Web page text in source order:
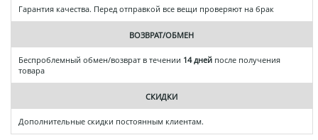
Гарантия качества. Перед отправкой все вещи проверяют на брак
ВОЗВРАТ/ОБМЕН
Беспроблемный обмен/возврат в течении 14 дней после получения
товара
СКИДКИ
Дополнительные скидки постоянным клиентам.